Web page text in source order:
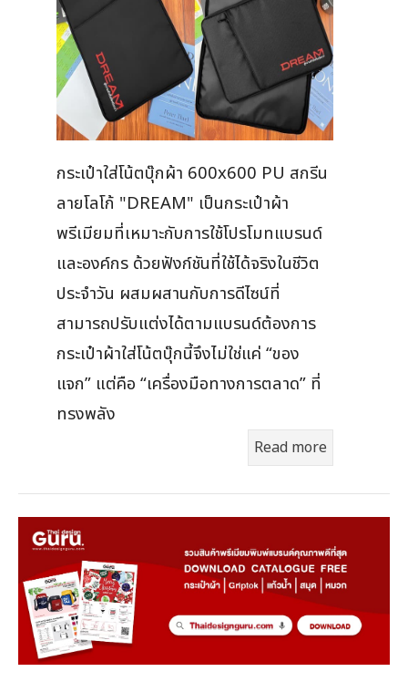
กระเป๋าใส่โน้ตบุ๊กผ้า 600x600 PU สกรีน
ลายโลโก้ "DREAM" เป็นกระเป๋าผ้า
พรีเมียมที่เหมาะกับการใช้โปรโมทแบรนด์
และองค์กร ด้วยฟังก์ชันที่ใช้ได้จริงในชีวิต
ประจำวัน ผสมผสานกับการดีไซน์ที่
สามารถปรับแต่งได้ตามแบรนด์ต้องการ
กระเป๋าผ้าใส่โน้ตบุ๊กนี้จึงไม่ใช่แค่ “ของ
แจก” แต่คือ “เครื่องมือทางการตลาด” ที่
ทรงพลัง
Read more